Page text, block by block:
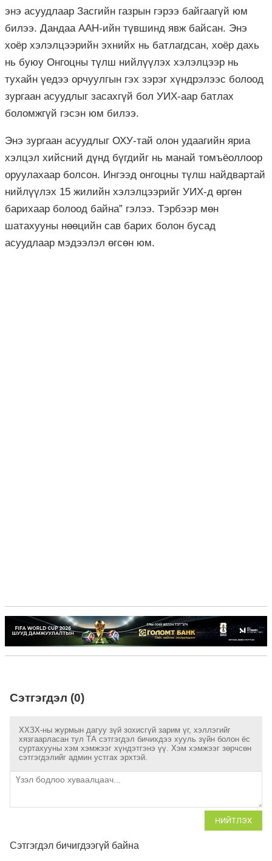
энэ асуудлаар Засгийн газрын гэрээ байгаагүй юм
билээ. Дандаа ААН-ийн түвшинд явж байсан. Энэ
хоёр хэлэлцээрийн эхнийх нь батлагдсан, хоёр дахь
нь буюу Онгоцны түлш нийлүүлэх хэлэлцээр нь
тухайн үедээ орчуулгын гэх зэрэг хүндрэлээс болоод
зургаан асуудлыг засахгүй бол УИХ-аар батлах
боломжгүй гэсэн юм билээ.
Энэ зургаан асуудлыг ОХУ-тай олон удаагийн яриа
хэлцэл хийсний дүнд бүгдийг нь манай томъёоллоор
оруулахаар болсон. Ингээд онгоцны түлш найдвартай
нийлүүлэх 15 жилийн хэлэлцээрийг УИХ-д өргөн
барихаар болоод байна” гэлээ. Тэрбээр мөн
шатахууны нөөцийн сав барих болон бусад
асуудлаар мэдээлэл өгсөн юм.
Сэтгэгдэл (0)
ХХЗХ-ны журмын дагуу зүй зохисгүй зарим үг, хэллэгийг
хязгаарласан тул ТА сэтгэгдэл бичихдээ хууль зүйн болон ёс
суртахууны хэм хэмжээг хүндэтгэнэ үү. Хэм хэмжээг зөрчсөн
сэтгэгдэлийг админ устгах эрхтэй.
НИЙТЛЭХ
Сэтгэгдэл бичигдээгүй байна